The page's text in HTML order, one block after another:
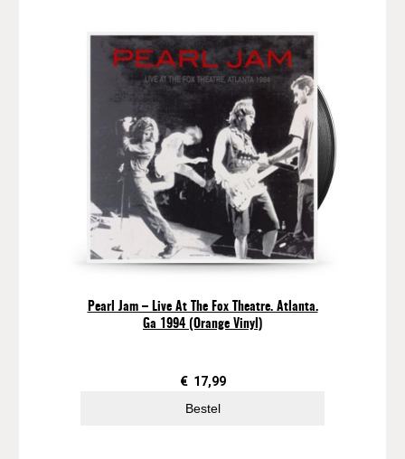
Pearl Jam – Live At The Fox Theatre. Atlanta.
Ga 1994 (Orange Vinyl)
€ 17,99
Bestel